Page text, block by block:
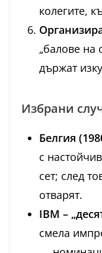
колегите,
„балове на
държат
Избрани
Белгия
с
сет; след
отварят.
IBM –
смела